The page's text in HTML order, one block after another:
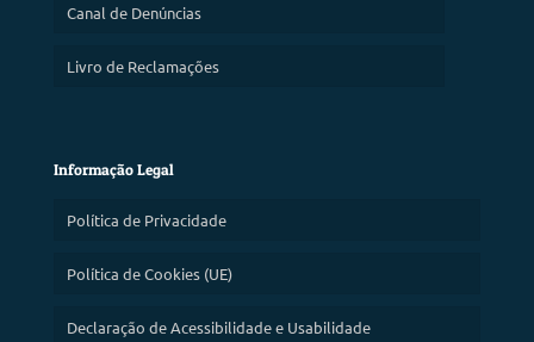
Canal de Denúncias
Livro de Reclamações
Informação Legal
Política de Privacidade
Política de Cookies (UE)
Declaração de Acessibilidade e Usabilidade